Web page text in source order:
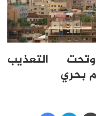
التعذيب
بحري